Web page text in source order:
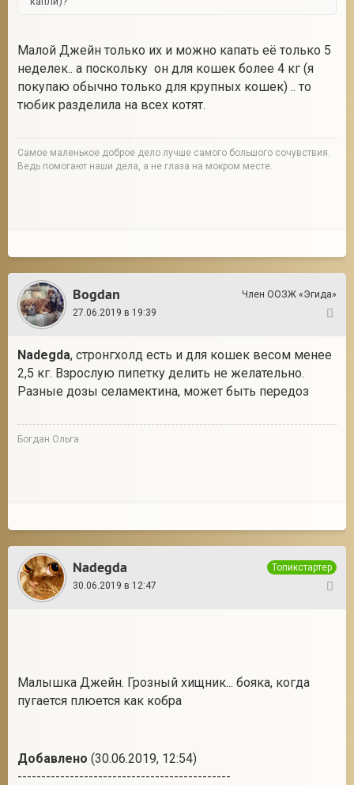
Малой Джейн только их и можно капать её только 5
неделек.. а поскольку он для кошек более 4 кг (я
покупаю обычно только для крупных кошек) .. то
тюбик разделила на всех котят.
Cамое маленькое доброе дело лучше самого большого сочувствия.
Ведь помогают наши дела, а не глаза на мокром месте.
Bogdan
Член ООЗЖ «Эгида»
27.06.2019 в 19:39
Nadegda, стронгхолд есть и для кошек весом менее
2,5 кг. Взрослую пипетку делить не желательно.
Разные дозы селамектина, может быть передоз
Богдан Ольга
Nadegda
Топикстартер
30.06.2019 в 12:47
Малышка Джейн. Грозный хищник... бояка, когда
пугается плюется как кобра
Добавлено (30.06.2019, 12:54)
---------------------------------------------